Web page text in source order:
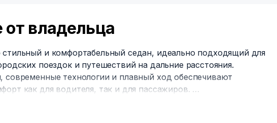
владельца
стильный и комфортабельный седан, идеально подходящий для
поездок и путешествий на дальние расстояния.
современные технологии и плавный ход обеспечивают
как для водителя, так и для пассажиров.